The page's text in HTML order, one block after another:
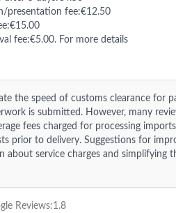
presentation fee:€12.50
fee:€5.00. For more details
the speed of customs clearance for
is submitted. However, many
fees charged for processing
prior to delivery. Suggestions for
about service charges and simplifying
Reviews:1.8